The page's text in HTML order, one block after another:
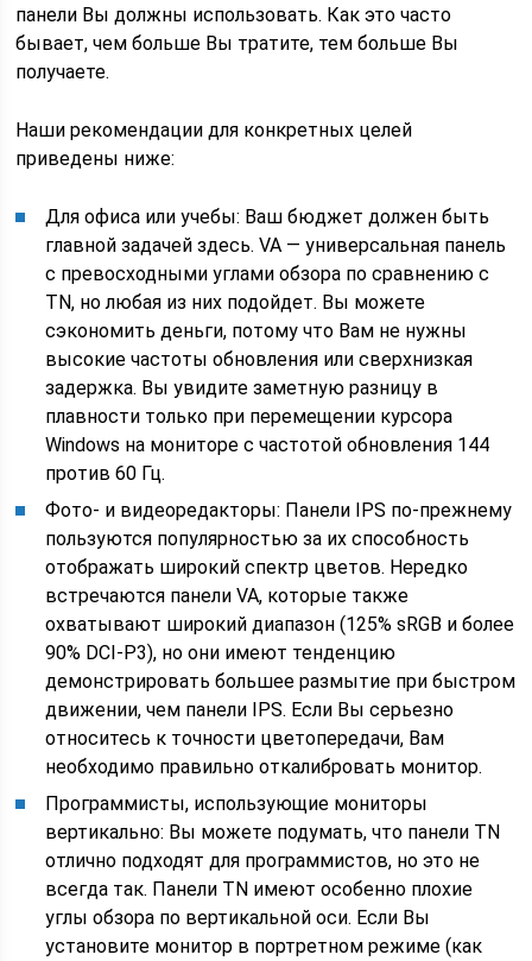
панели Вы должны использовать. Как это часто
бывает, чем больше Вы тратите, тем больше Вы
получаете.
Наши рекомендации для конкретных целей
приведены ниже:
Для офиса или учебы: Ваш бюджет должен быть
главной задачей здесь. VA — универсальная панель
с превосходными углами обзора по сравнению с
TN, но любая из них подойдет. Вы можете
сэкономить деньги, потому что Вам не нужны
высокие частоты обновления или сверхнизкая
задержка. Вы увидите заметную разницу в
плавности только при перемещении курсора
Windows на мониторе с частотой обновления 144
против 60 Гц.
Фото- и видеоредакторы: Панели IPS по-прежнему
пользуются популярностью за их способность
отображать широкий спектр цветов. Нередко
встречаются панели VA, которые также
охватывают широкий диапазон (125% sRGB и более
90% DCI-P3), но они имеют тенденцию
демонстрировать большее размытие при быстром
движении, чем панели IPS. Если Вы серьезно
относитесь к точности цветопередачи, Вам
необходимо правильно откалибровать монитор.
Программисты, использующие мониторы
вертикально: Вы можете подумать, что панели TN
отлично подходят для программистов, но это не
всегда так. Панели TN имеют особенно плохие
углы обзора по вертикальной оси. Если Вы
установите монитор в портретном режиме (как